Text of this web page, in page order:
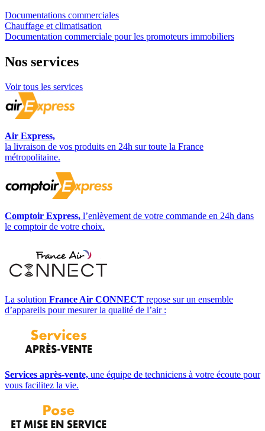
Documentations commerciales
Chauffage et climatisation
Documentation commerciale pour les promoteurs immobiliers
Nos services
Voir tous les services
Air Express,
la livraison de vos produits en 24h sur toute la France
métropolitaine.
Comptoir Express, l’enlèvement de votre commande en 24h dans
le comptoir de votre choix.
La solution France Air CONNECT repose sur un ensemble
d’appareils pour mesurer la qualité de l’air :
Services après-vente, une équipe de techniciens à votre écoute pour
vous facilitez la vie.